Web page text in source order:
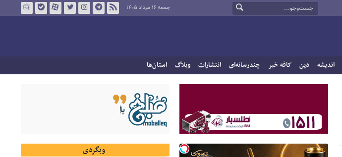
جمعه ۱۶ مرداد ۱۴۰۵
اندیشه دین کافه خبر چندرسانه‌ای انتشارات وبلاگ استان‌ها
وبگردی